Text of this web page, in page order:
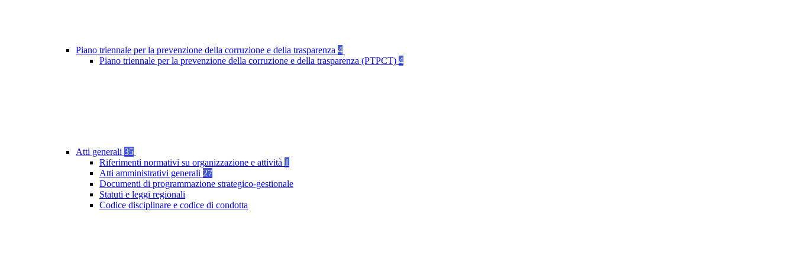
Piano triennale per la prevenzione della corruzione e della trasparenza 4
Piano triennale per la prevenzione della corruzione e della trasparenza (PTPCT) 4
Atti generali 35
Riferimenti normativi su organizzazione e attività 1
Atti amministrativi generali 27
Documenti di programmazione strategico-gestionale
Statuti e leggi regionali
Codice disciplinare e codice di condotta